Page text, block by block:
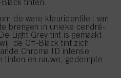
tinten.
de ware kleuridentiteit van
brengen in unieke cendré-
Light Grey tint is gemaakt
de Off-Black tint zich
Chroma ID intense
tinten en rauwe, gedempte